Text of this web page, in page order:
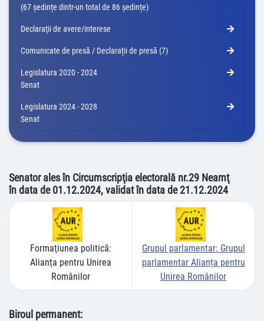
(67 ședințe dintr-un total de 86 ședințe)
Declaraţii de avere/interese
Comunicate de presă / Declarații de presă (7)
Legislatura 2020 - 2024
Senat
Legislatura 2024 - 2028
Senat
Senator ales în Circumscripţia electorală nr.29 Neamţ
în data de 01.12.2024, validat în data de 21.12.2024
Formaţiunea politică:
Alianţa pentru Unirea
Românilor
Grupul parlamentar: Grupul
parlamentar Alianța pentru
Unirea Românilor
Biroul permanent: